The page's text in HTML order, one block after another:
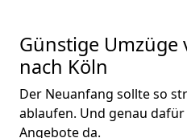
Günstige
nach Köln
Der Neuanfang sollte so
ablaufen. Und genau
Angebote da.